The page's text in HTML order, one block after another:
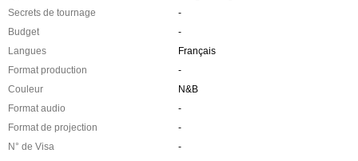
Secrets de tournage
-
Budget
-
Langues
Français
Format production
-
Couleur
N&B
Format audio
-
Format de projection
-
N° de Visa
-